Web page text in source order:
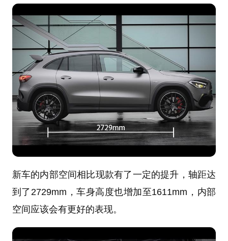
新车的内部空间相比现款有了一定的提升，轴距达
到了2729mm，车身高度也增加至1611mm，内部
空间应该会有更好的表现。